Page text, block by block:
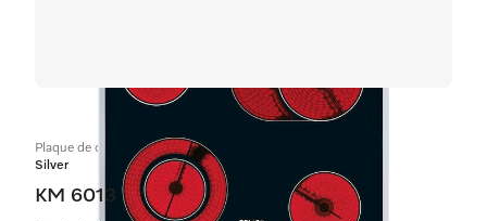
Plaque de cuisson commandée par le four
Silver
KM 6013